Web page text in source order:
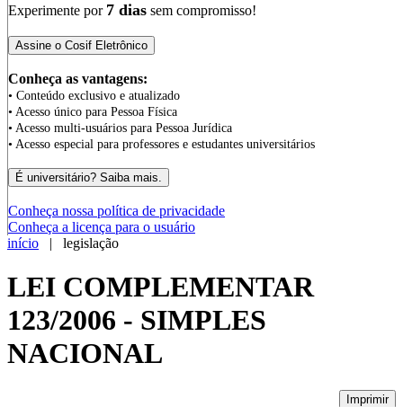
Experimente por 7 dias sem compromisso!
Conheça as vantagens:
• Conteúdo exclusivo e atualizado
• Acesso único para Pessoa Física
• Acesso multi-usuários para Pessoa Jurídica
• Acesso especial para professores e estudantes universitários
Conheça nossa política de privacidade
Conheça a licença para o usuário
início | legislação
LEI COMPLEMENTAR
123/2006 - SIMPLES
NACIONAL
Imprimir